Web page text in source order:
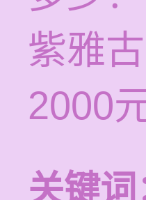
紫雅
2000
关键词